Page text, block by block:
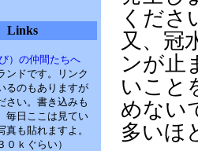
Links
）の仲間たちへ
ンドです。リンク
るのもありますが
さい。書き込みも
毎日ここは見てい
真も貼れますよ。
０ｋぐらい）
くださ
又、冠
ンが止
いこと
めない
多いほ